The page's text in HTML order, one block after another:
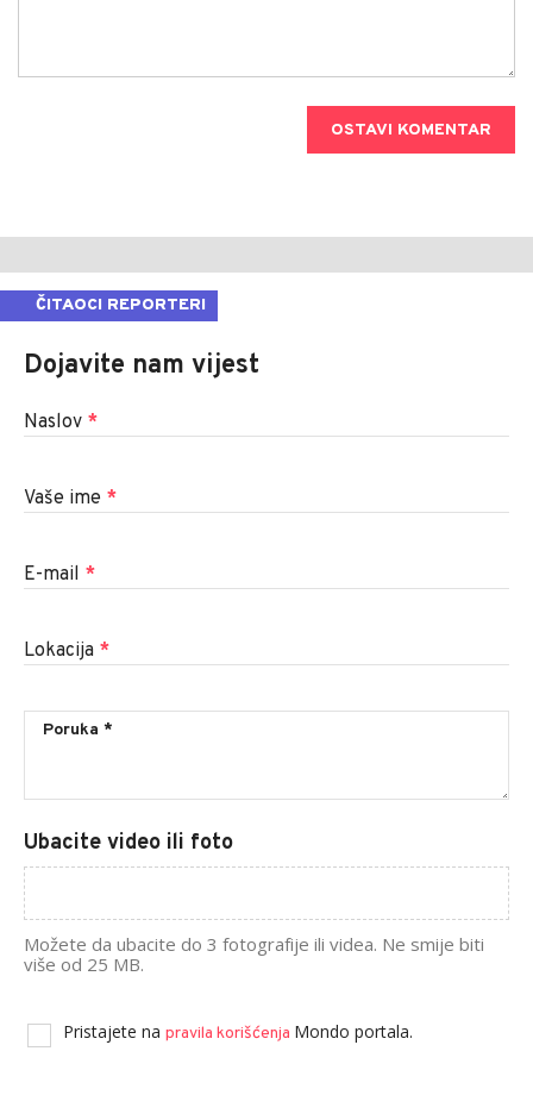
OSTAVI KOMENTAR
ČITAOCI REPORTERI
Dojavite nam vijest
Naslov *
Vaše ime *
E-mail *
Lokacija *
Ubacite video ili foto
Možete da ubacite do 3 fotografije ili videa. Ne smije biti
više od 25 MB.
Pristajete na pravila korišćenja Mondo portala.